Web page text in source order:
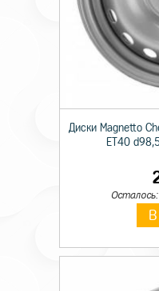
Диски Magnetto
ET40
В